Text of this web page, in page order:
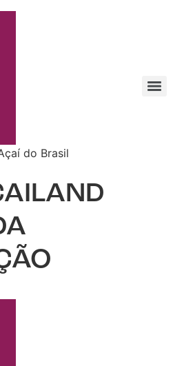
do Brasil